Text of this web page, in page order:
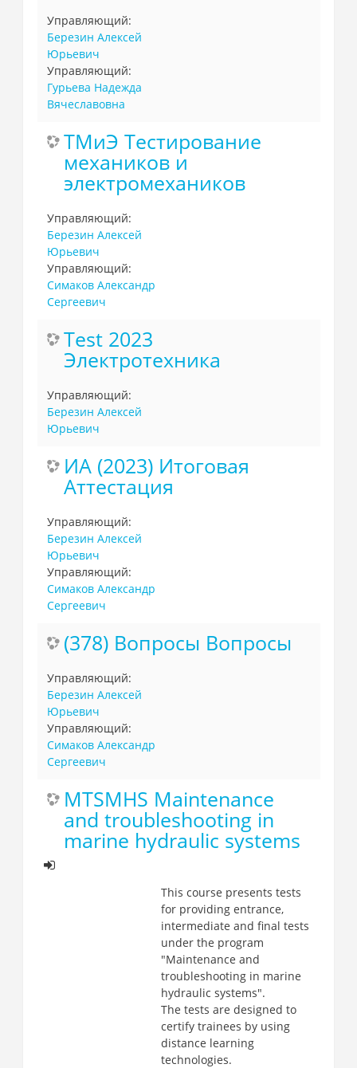
Управляющий:
Березин Алексей
Юрьевич
Управляющий:
Гурьева Надежда
Вячеславовна
ТМиЭ Тестирование
механиков и
электромехаников
Управляющий:
Березин Алексей
Юрьевич
Управляющий:
Симаков Александр
Сергеевич
Test 2023
Электротехника
Управляющий:
Березин Алексей
Юрьевич
ИА (2023) Итоговая
Аттестация
Управляющий:
Березин Алексей
Юрьевич
Управляющий:
Симаков Александр
Сергеевич
(378) Вопросы Вопросы
Управляющий:
Березин Алексей
Юрьевич
Управляющий:
Симаков Александр
Сергеевич
MTSMHS Maintenance
and troubleshooting in
marine hydraulic systems
This course presents tests
for providing entrance,
intermediate and final tests
under the program
"Maintenance and
troubleshooting in marine
hydraulic systems".
The tests are designed to
certify trainees by using
distance learning
technologies.